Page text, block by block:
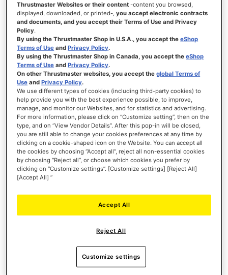
LISTA
DE
DESEOS
VISTA
Thrustmaster Websites or their content -content you browsed,
displayed, downloaded, or printed-,you accept electronic contracts
and documents, and you accept their Terms of Use and Privacy
Policy.
By using the Thrustmaster Shop in U.S.A., you accept theeShop
Terms of Use andPrivacy Policy.
By using the Thrustmaster Shop in Canada, you accept theeShop
Terms of Use andPrivacy Policy.
On other Thrustmaster websites, you accept theglobal Terms of
Use andPrivacy Policy.
We use different types of cookies (including third-party cookies) to
help provide you with the best experience possible, to improve,
manage, and monitor our Websites, and for statistics and advertising.
For more information, please click on “Customize setting”, then on the
type, and on “View Vendor Details”. After this pop-in will be closed,
you are still able to change your cookies preferences at any time by
clicking on a cookie-shaped icon on the Website. You can accept all
the cookies by choosing “Accept all”, reject all non-essential cookies
by choosing “Reject all”, or choose which cookies you prefer by
clicking on “Customize settings”. [Customize settings] [Reject All]
[Accept All] ”
Reject All
Accept All
Customize settings